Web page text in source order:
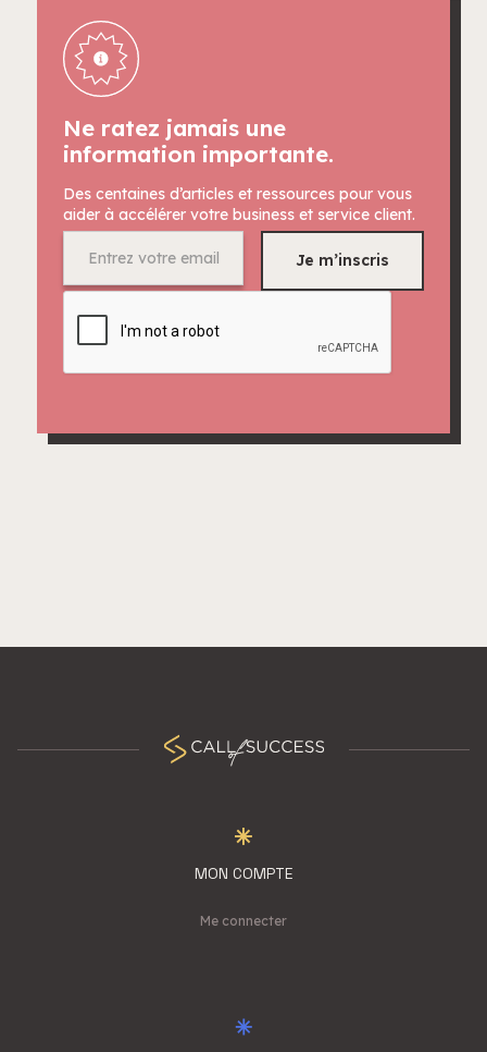
Ne ratez jamais une
information importante.
Des centaines d’articles et ressources pour vous
aider à accélérer votre business et service client.
MON COMPTE
Me connecter